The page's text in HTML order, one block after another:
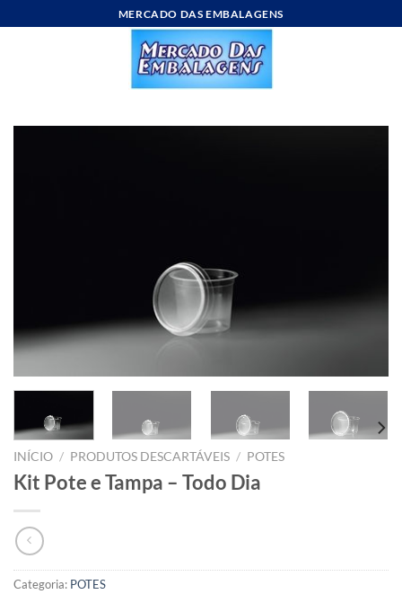
to
MERCADO DAS EMBALAGENS
INÍCIO / PRODUTOS DESCARTÁVEIS / POTES
Kit Pote e Tampa – Todo Dia
Categoria: POTES